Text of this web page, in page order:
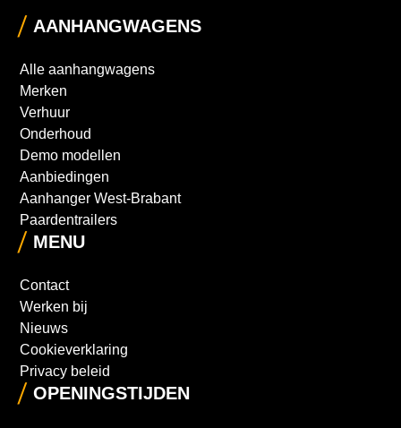
AANHANGWAGENS
Alle aanhangwagens
Merken
Verhuur
Onderhoud
Demo modellen
Aanbiedingen
Aanhanger West-Brabant
Paardentrailers
MENU
Contact
Werken bij
Nieuws
Cookieverklaring
Privacy beleid
OPENINGSTIJDEN